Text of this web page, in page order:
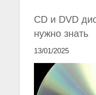
CD и DVD
нужно знать
13/01/2025